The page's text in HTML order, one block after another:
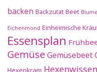
backen Backzutat Beet
Eichenmond Einheimische
Essensplan
Gemüse Gemüsebeet
Hexenkram Hexenwissen